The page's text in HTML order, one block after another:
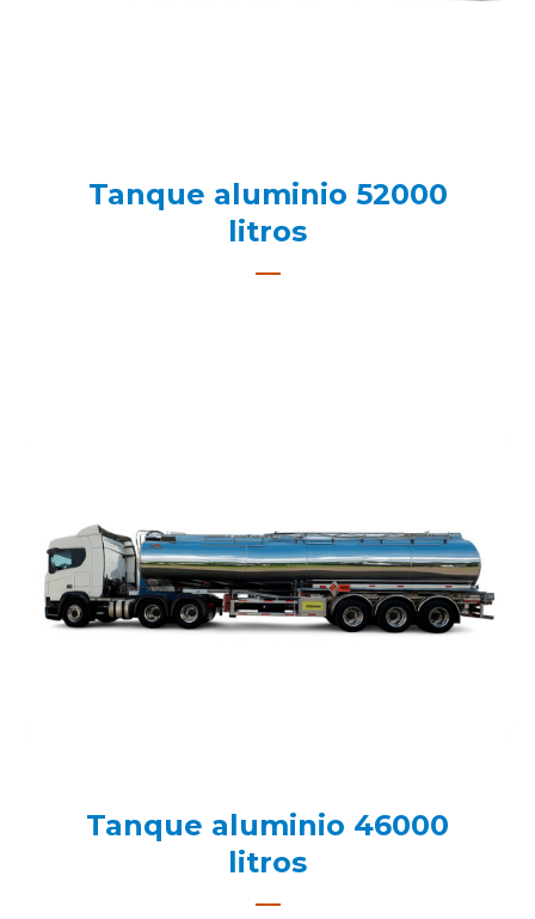
Tanque aluminio 52000
litros
Tanque aluminio 46000
litros